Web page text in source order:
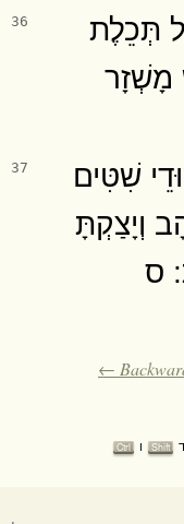
36
תְּכֵלֶת
מָשְׁזָר
37
שִׁטִּים
וְיָצַקְתָּ
ס
←
Shift ו Ctrl